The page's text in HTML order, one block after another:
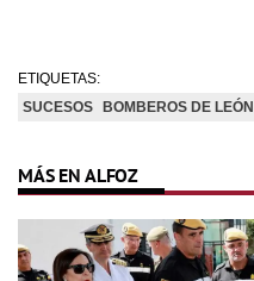
ETIQUETAS:
SUCESOS BOMBEROS DE LEÓN
MÁS EN ALFOZ